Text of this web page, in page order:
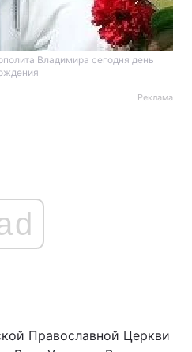
Владимира сегодня день
Реклама
Православной Церкви